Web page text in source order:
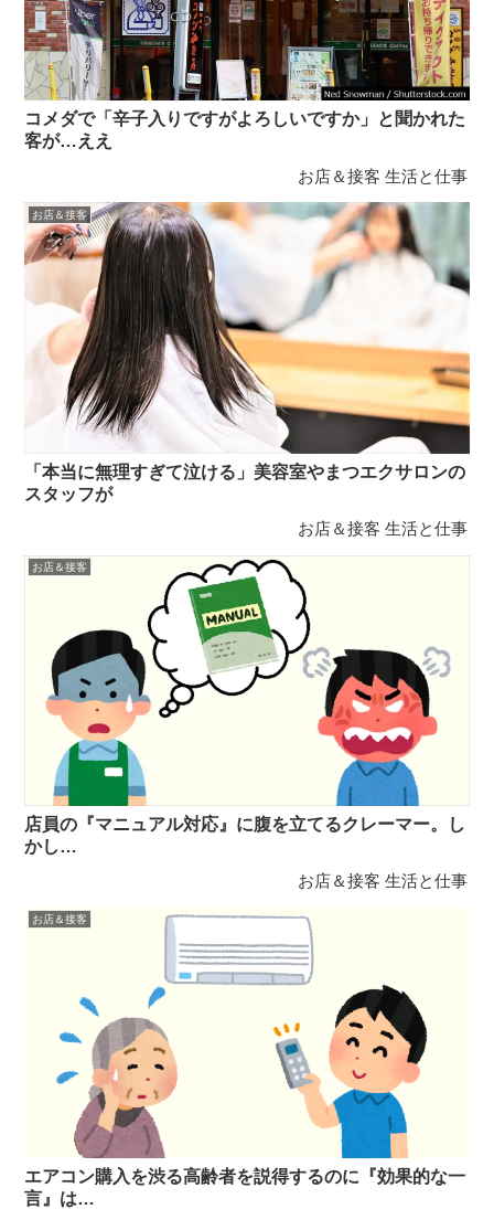
コメダで「辛子入りですがよろしいですか」と聞かれた
客が…ええ
お店＆接客 生活と仕事
お店＆接客
「本当に無理すぎて泣ける」美容室やまつエクサロンの
スタッフが
お店＆接客 生活と仕事
お店＆接客
店員の『マニュアル対応』に腹を立てるクレーマー。し
かし…
お店＆接客 生活と仕事
お店＆接客
エアコン購入を渋る高齢者を説得するのに『効果的な一
言』は…